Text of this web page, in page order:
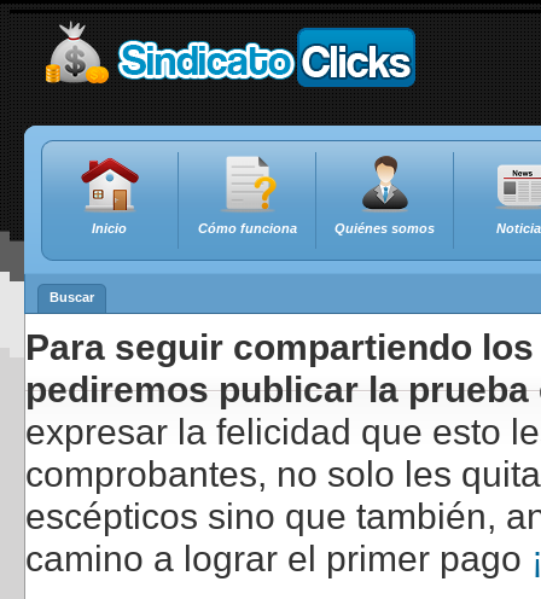
Inicio Cómo funciona Quiénes somos
Buscar
Para seguir compartiendo
pediremos publicar la
expresar la felicidad que esto
comprobantes, no solo les
escépticos sino que también,
camino a lograr el primer pago